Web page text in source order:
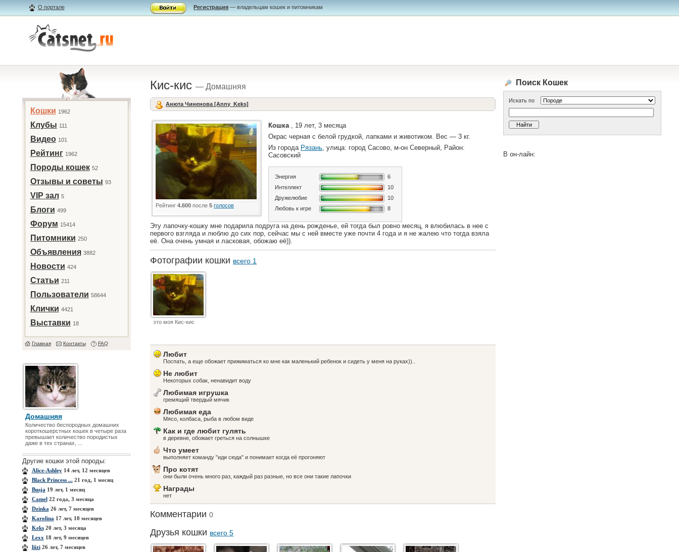
О портале Регистрация — владельцам кошек и питомникам
Кошки 1962
Клубы 111
Видео 101
Рейтинг 1962
Породы кошек 52
Отзывы и советы 93
VIP зал 5
Блоги 499
Форум 15414
Питомники 250
Объявления 3882
Новости 424
Статьи 211
Пользователи 58644
Клички 4421
Выставки 18
Главная Контакты FAQ
Домашняя
Количество беспородных домашних
короткошерстных кошек в четыре раза
превышает количество породистых
даже в тех странах, ...
Другие кошки этой породы:
Alice-Ashley14 лет, 12 месяцев
Black Princess ...21 год, 1 месяц
Busja 19 лет, 1 месяц
Camel22 года, 3 месяца
Dzinka 26 лет, 7 месяцев
Karolina 17 лет, 10 месяцев
Keks20 лет, 3 месяца
Lexx 18 лет, 9 месяцев
liizi26 лет, 7 месяцев
Кис-кис— Домашняя
Анюта Чиненова [Anny_Keks]
Рейтинг4.600 после5 голосов
Кошка , 19 лет, 3 месяца
Окрас черная с белой грудкой, лапками и животиком. Вес — 3 кг.
Из города Рязань, улица: город Сасово, м-он Северный, Район:
Сасовский
Энергия
6
Интеллект
10
Дружелюбие
10
Любовь к игре
8
Эту лапочку-кошку мне подарила подруга на день рожденье, ей тогда был ровно месяц, я влюбилась в нее с
первого взгляда и люблю до сих пор, сейчас мы с ней вместе уже почти 4 года и я не жалею что тогда взяла
её. Она очень умная и ласковая, обожаю её)).
Фотографии кошки всего 1
это моя Кис-кис
Любит
Поспать, а еще обожает прижиматься ко мне как маленький ребенок и сидеть у меня на руках))..
Не любит
Некоторых собак, ненавидит воду
Любимая игрушка
гремящий твердый мячик
Любимая еда
Мясо, колбаса, рыба в любом виде
Как и где любит гулять
в деревне, обожает греться на солнышке
Что умеет
выполняет команду "иди сюда" и понимает когда её прогоняют
Про котят
они были очень много раз, каждый раз разные, но все они такие лапочки
Награды
нет
Комментарии0
Друзья кошки всего 5
Поиск Кошек
Искать по
В он-лайн: